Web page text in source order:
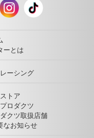
ーとは
ーシング
トア
ロダクツ
クツ取扱店舗
なお知らせ